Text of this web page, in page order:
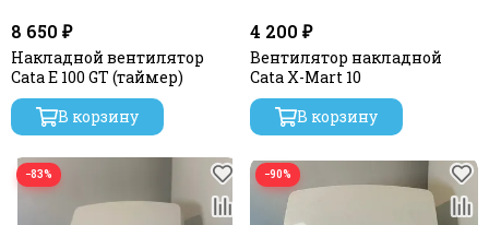
8 650 ₽
Накладной вентилятор
Cata E 100 GT (таймер)
В корзину
4 200 ₽
Вентилятор накладной
Cata X-Mart 10
В корзину
−83% −90%